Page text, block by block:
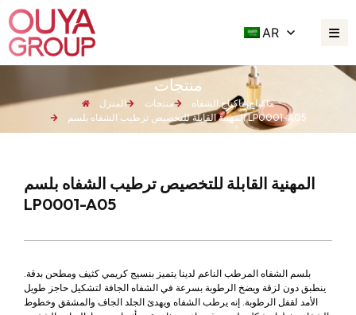
AR
منتجات
المنزل منتجات ماكياج الشفاه,ماكياج
المهنية القابلة للتخصيص ترطيب الشفاه بلسم LP0001-A05
المهنية القابلة للتخصيص ترطيب الشفاه بلسم
LP0001-A05
بلسم الشفاه المرطب الناعم لدينا يتميز بنسيج كريمي كثيف ومطحن بدقة.
ينطبق دون لزقة ويضخ الرطوبة بسرعة في الشفاه الجافة لتشكيل حاجز طويل
الأمد لقفل الرطوبة. إنه يرطب الشفاه ويهدئ الجلد الجاف والمشقق وخطوط